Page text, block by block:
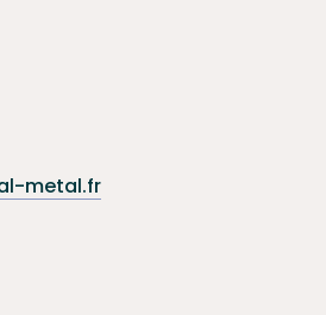
metal.fr